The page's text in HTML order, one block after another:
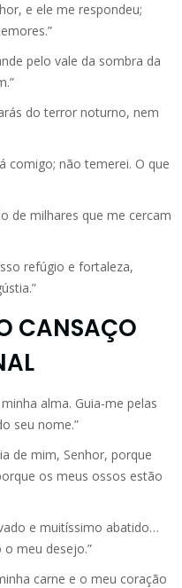
e ele me respondeu;
pelo vale da sombra da
do terror noturno, nem
comigo; não temerei. O que
de milhares que me cercam
refúgio e fortaleza,
CANSAÇO
alma. Guia-me pelas
seu nome.”
de mim, Senhor, porque
os meus ossos estão
e muitíssimo abatido…
meu desejo.”
carne e o meu coração